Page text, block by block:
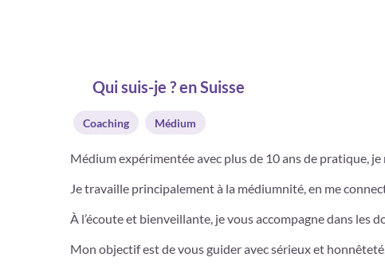
Qui suis-je ? en Suisse
Coaching Médium
Médium expérimentée avec plus de 10 ans de pratique,
Je travaille principalement à la médiumnité, en me
À l’écoute et bienveillante, je vous accompagne dans
Mon objectif est de vous guider avec sérieux et